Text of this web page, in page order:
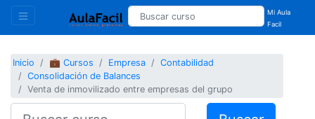
Mi Aula
Facil
Inicio 💼 Cursos Empresa
Contabilidad
Consolidación de Balances
Venta de inmovilizado entre empresas del grupo